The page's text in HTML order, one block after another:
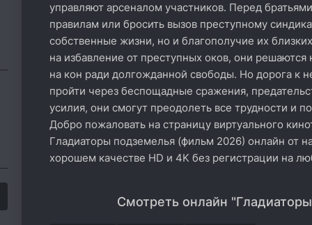
управляют арсеналом участников. Перед
правилам или бросить вызов преступному
собственные жизни, но и благополучие их
на избавление от преступных оков, они решаются
на кон ради долгожданной свободы. Но дорога к
пройти через беспощадные сражения,
усилия, они смогут преодолеть все трудности и
Добро пожаловать на страницу виртуального
Гладиаторы подземелья (фильм 2026) онлайн от
хорошем качестве HD и 4K без регистрации на
Смотреть онлайн